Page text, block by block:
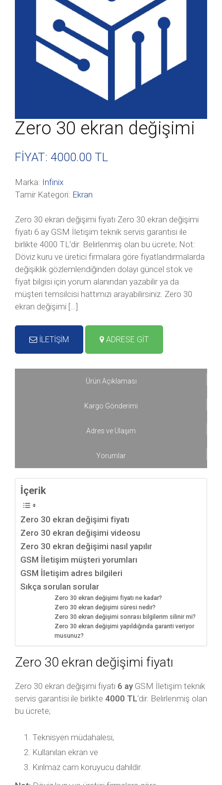
Zero 30 ekran değişimi
FİYAT: 4000.00 TL
Marka: Infinix
Tamir Kategori: Ekran
Zero 30 ekran değişimi fiyatı Zero 30 ekran değişimi
fiyatı 6 ay GSM İletişim teknik servis garantisi ile
birlikte 4000 TL‘dir. Belirlenmiş olan bu ücrete; Not:
Döviz kuru ve üretici firmalara göre fiyatlandırmalarda
değişiklik gözlemlendiğinden dolayı güncel stok ve
fiyat bilgisi için yorum alanından yazabilir ya da
müşteri temsilcisi hattımızı arayabilirsiniz. Zero 30
ekran değişimi […]
İLETİŞİM ADRESE GİT
Ürün Açıklaması
Kargo Gönderimi
Adres ve Ulaşım
Yorumlar
İçerik
Zero 30 ekran değişimi fiyatı
Zero 30 ekran değişimi videosu
Zero 30 ekran değişimi nasıl yapılır
GSM İletişim müşteri yorumları
GSM İletişim adres bilgileri
Sıkça sorulan sorular
Zero 30 ekran değişimi fiyatı ne kadar?
Zero 30 ekran değişimi süresi nedir?
Zero 30 ekran değişimi sonrası bilgilerim silinir mi?
Zero 30 ekran değişimi yapıldığında garanti veriyor
musunuz?
Zero 30 ekran değişimi fiyatı
Zero 30 ekran değişimi fiyatı 6 ayGSM İletişim teknik
servis garantisi ile birlikte 4000 TL‘dir. Belirlenmiş olan
bu ücrete;
Teknisyen müdahalesi,
Kullanılan ekran ve
Kırılmaz cam koruyucu dahildir.